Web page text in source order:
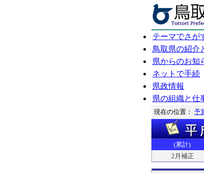
テーマでさが
鳥取県の紹介
県からのお知
ネットで手続
県政情報
県の組織と仕
現在の位置： 予
(累計)
2月補正